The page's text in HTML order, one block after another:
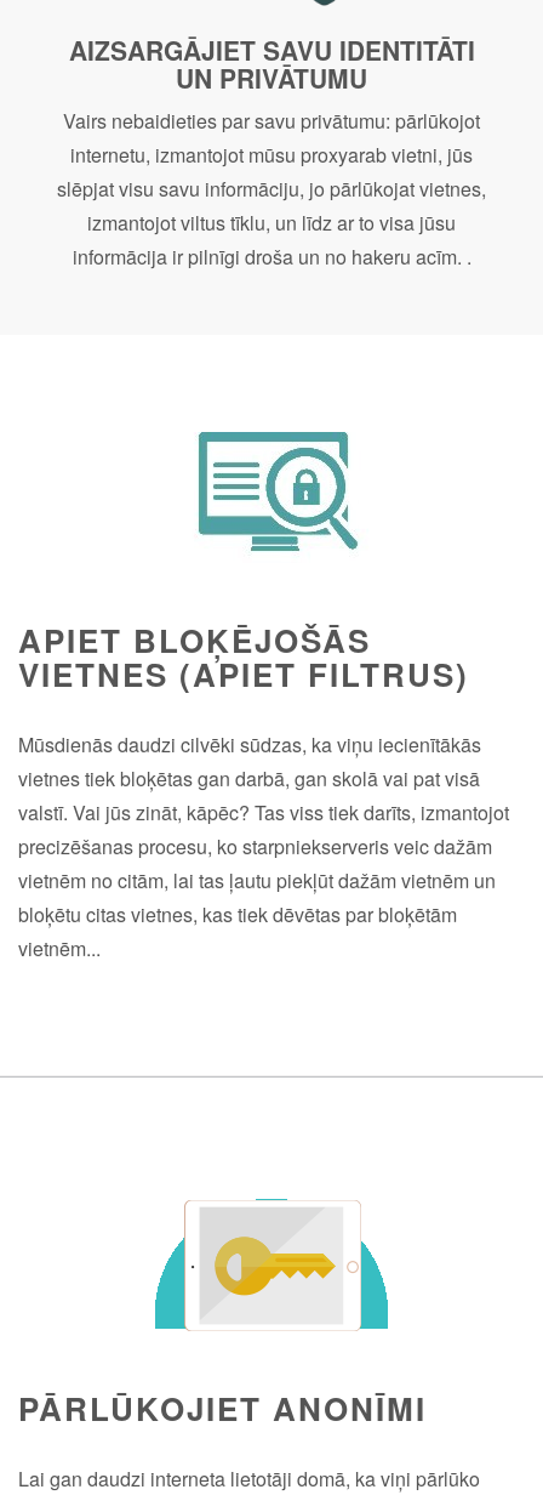
AIZSARGĀJIET SAVU IDENTITĀTI
UN PRIVĀTUMU
Vairs nebaidieties par savu privātumu: pārlūkojot
internetu, izmantojot mūsu proxyarab vietni, jūs
slēpjat visu savu informāciju, jo pārlūkojat vietnes,
izmantojot viltus tīklu, un līdz ar to visa jūsu
informācija ir pilnīgi droša un no hakeru acīm. .
APIET BLOĶĒJOŠĀS
VIETNES (APIET FILTRUS)
Mūsdienās daudzi cilvēki sūdzas, ka viņu iecienītākās
vietnes tiek bloķētas gan darbā, gan skolā vai pat visā
valstī. Vai jūs zināt, kāpēc? Tas viss tiek darīts, izmantojot
precizēšanas procesu, ko starpniekserveris veic dažām
vietnēm no citām, lai tas ļautu piekļūt dažām vietnēm un
bloķētu citas vietnes, kas tiek dēvētas par bloķētām
vietnēm...
PĀRLŪKOJIET ANONĪMI
Lai gan daudzi interneta lietotāji domā, ka viņi pārlūko